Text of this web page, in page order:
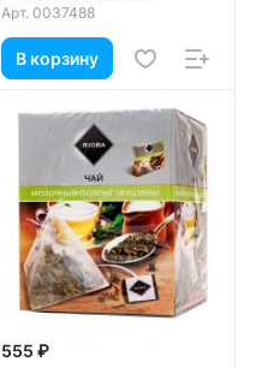
Арт. 0037488
В корзину
555 ₽